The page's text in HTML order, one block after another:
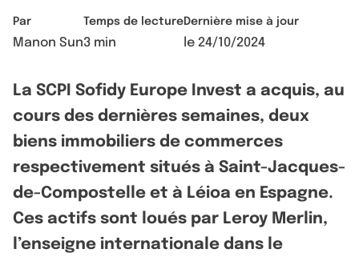
Par
Manon Sun
Temps de lecture
3 min
Dernière mise à jour
le 24/10/2024
La SCPI Sofidy Europe Invest a acquis, au
cours des dernières semaines, deux
biens immobiliers de commerces
respectivement situés à Saint-Jacques-
de-Compostelle et à Léioa en Espagne.
Ces actifs sont loués par Leroy Merlin,
l’enseigne internationale dans le